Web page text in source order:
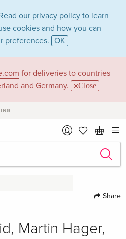
our privacy policy to learn
cookies and how you can
preferences. OK
for deliveries to countries
and Germany.
Close
Share
Martin Hager,